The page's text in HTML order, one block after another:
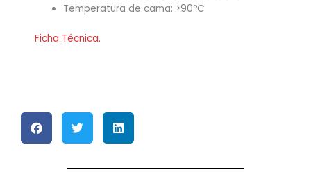
Temperatura de cama: >90ºC
Ficha Técnica.